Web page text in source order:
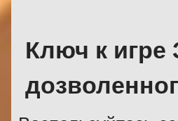
Ключ к игре